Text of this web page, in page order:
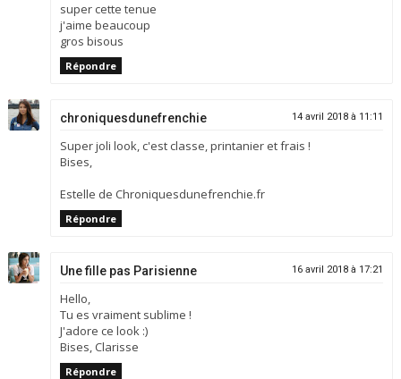
super cette tenue
j'aime beaucoup
gros bisous
Répondre
chroniquesdunefrenchie 14 avril 2018 à 11:11
Super joli look, c'est classe, printanier et frais !
Bises,
Estelle de Chroniquesdunefrenchie.fr
Répondre
Une fille pas Parisienne 16 avril 2018 à 17:21
Hello,
Tu es vraiment sublime !
J'adore ce look :)
Bises, Clarisse
Répondre